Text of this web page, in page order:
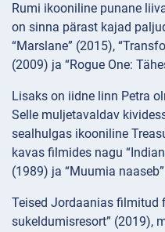
Rumi ikooniline punane
on sinna pärast kajad
“Marslane” (2015),
(2009) ja “Rogue One:
Lisaks on iidne linn Petra
Selle muljetavaldav
sealhulgas ikooniline
kavas filmides nagu
(1989) ja “Muumia
Teised Jordaanias filmitud
sukeldumisresort” (2019),